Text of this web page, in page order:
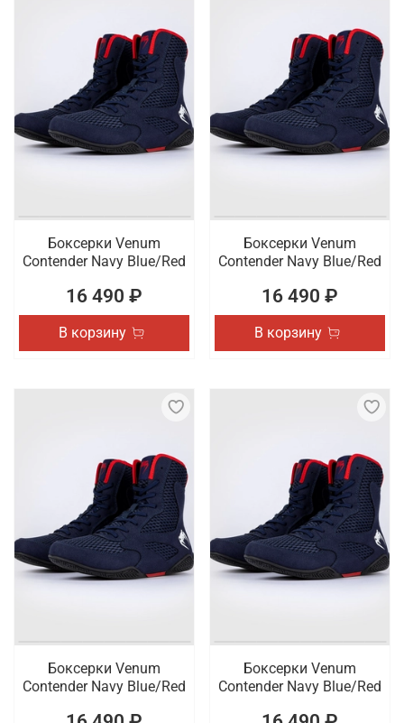
Боксерки Venum
Contender Navy Blue/Red
16 490 ₽
В корзину
Боксерки Venum
Contender Navy Blue/Red
16 490 ₽
В корзину
Боксерки Venum
Contender Navy Blue/Red
Боксерки Venum
Contender Navy Blue/Red